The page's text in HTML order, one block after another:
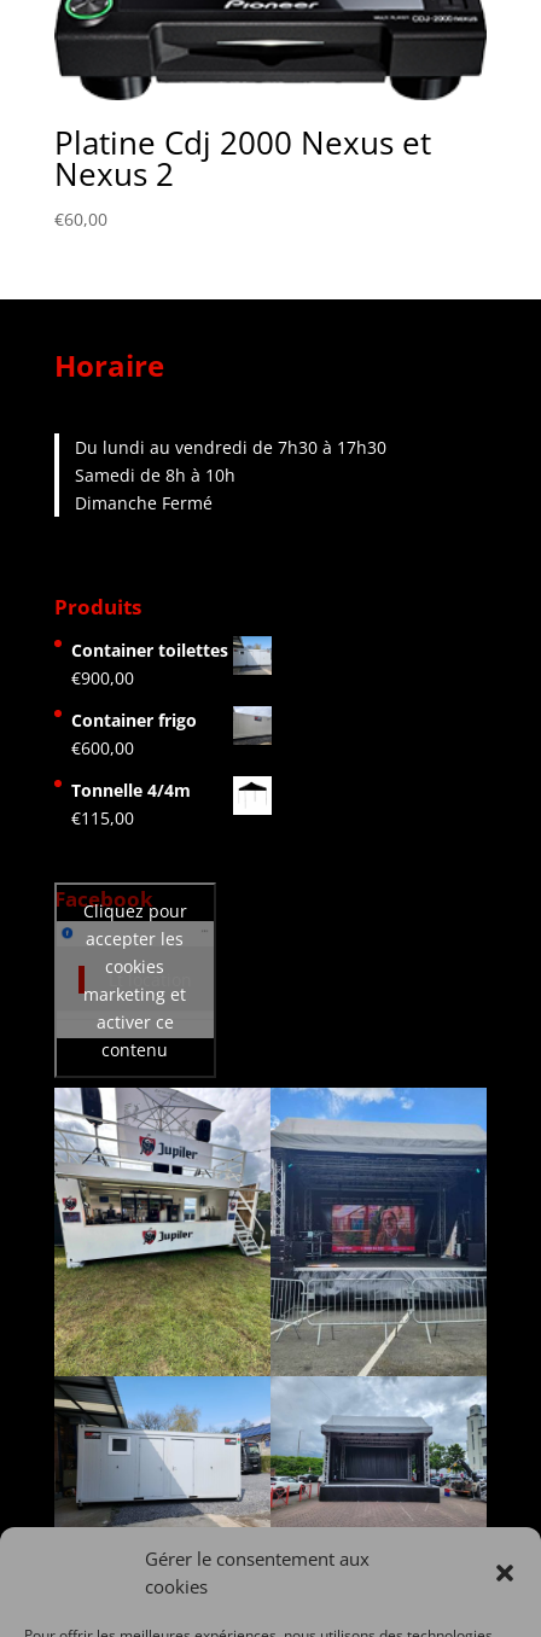
Gérer le consentement aux
cookies
Platine Cdj 2000 Nexus et
Nexus 2
€60,00
Horaire
Du lundi au vendredi de 7h30 à 17h30
Samedi de 8h à 10h
Dimanche Fermé
Produits
Container toilettes
€900,00
Container frigo
€600,00
Tonnelle 4/4m
€115,00
Facebook
Lt location
Cliquez pour
accepter les
cookies
marketing et
activer ce
contenu